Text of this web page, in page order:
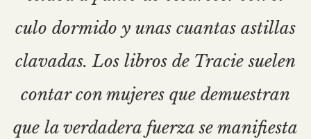
culo dormido y unas cuantas astillas
clavadas. Los libros de Tracie suelen
contar con mujeres que demuestran
que la verdadera fuerza se manifiesta